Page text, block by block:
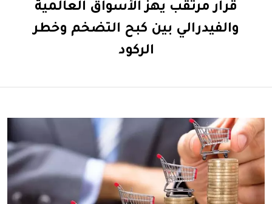
قرار مرتقب يهز الأسواق العالمية
والفيدرالي بين كبح التضخم وخطر
الركود